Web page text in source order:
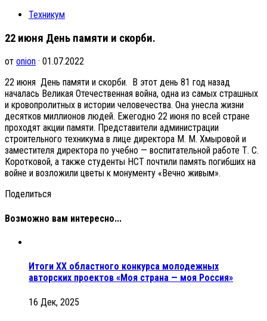
Техникум
22 июня День памяти и скорби.
от onion · 01.07.2022
22 июня День памяти и скорби. В этот день 81 год назад
началась Великая Отечественная война, одна из самых страшных
и кровопролитных в истории человечества. Она унесла жизни
десятков миллионов людей. Ежегодно 22 июня по всей стране
проходят акции памяти. Представители администрации
строительного техникума в лице директора М. М. Хмыровой и
заместителя директора по учебно — воспитательной работе Т. С.
Коротковой, а также студенты НСТ почтили память погибших на
войне и возложили цветы к монументу «Вечно живым».
Поделиться
Возможно вам интересно...
Итоги XX областного конкурса молодежных
авторских проектов «Моя страна — моя Россия»
16 Дек, 2025